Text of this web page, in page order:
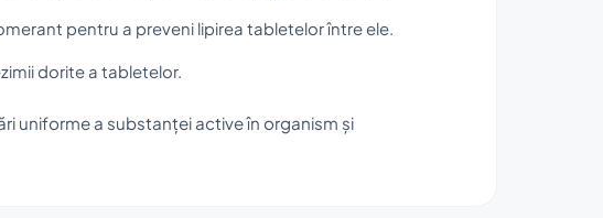
pentru a preveni lipirea tabletelor între ele.
dorite a tabletelor.
uniforme a substanței active în organism și